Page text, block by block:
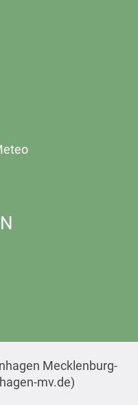
Mecklenburg-
mv.de)